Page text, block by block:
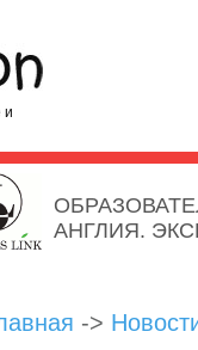
и
АНГЛИЯ.
->